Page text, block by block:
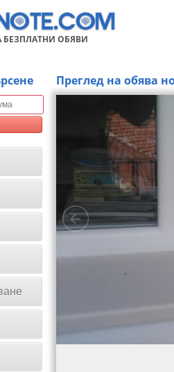
БЕЗПЛАТНИ ОБЯВИ
Преглед на обява